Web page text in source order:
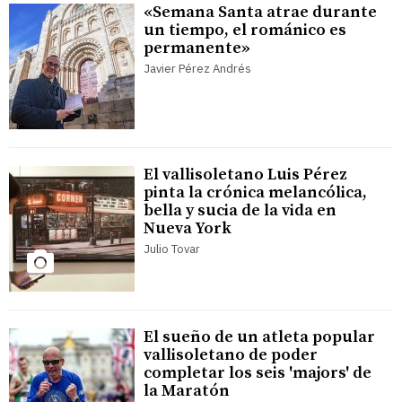
«Semana Santa atrae durante
un tiempo, el románico es
permanente»
Javier Pérez Andrés
El vallisoletano Luis Pérez
pinta la crónica melancólica,
bella y sucia de la vida en
Nueva York
Julio Tovar
El sueño de un atleta popular
vallisoletano de poder
completar los seis 'majors' de
la Maratón